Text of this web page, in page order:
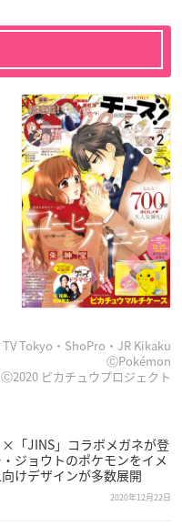
Tokyo・ShoPro・JR Kikaku
ⒸPokémon
Ⓒ2020 ピカチュウプロジェクト
×「JINS」コラボメガネが登
ジョウトのポケモンをイメ
けデザインが多数展開
2020年12月22日